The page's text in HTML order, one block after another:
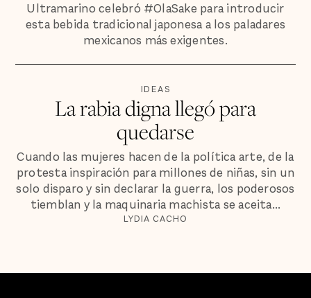
Ultramarino celebró #OlaSake para introducir
esta bebida tradicional japonesa a los paladares
mexicanos más exigentes.
IDEAS
La rabia digna llegó para
quedarse
Cuando las mujeres hacen de la política arte, de la
protesta inspiración para millones de niñas, sin un
solo disparo y sin declarar la guerra, los poderosos
tiemblan y la maquinaria machista se aceita...
LYDIA CACHO